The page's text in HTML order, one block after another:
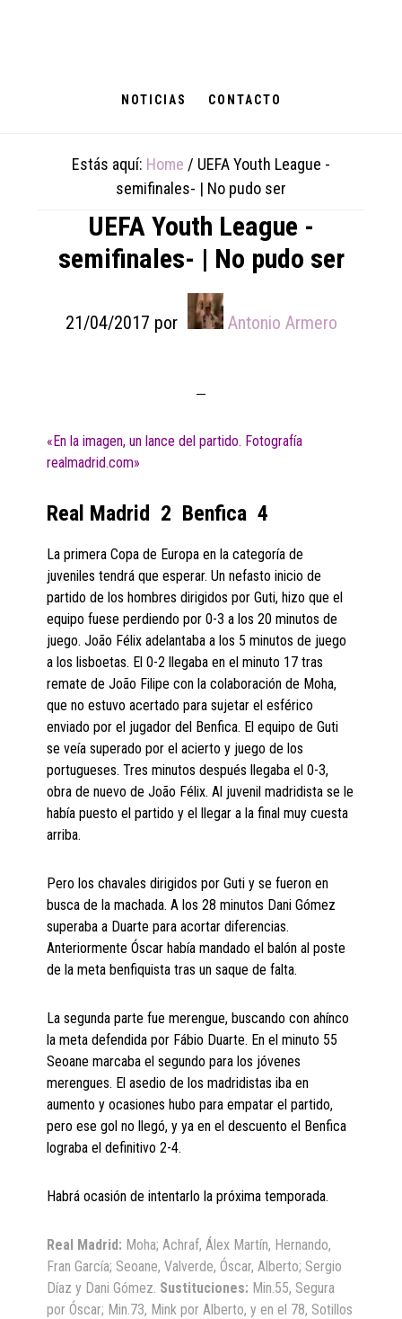
NOTICIAS CONTACTO
Estás aquí: Home / UEFA Youth League -
semifinales- | No pudo ser
UEFA Youth League -
semifinales- | No pudo ser
21/04/2017 por Antonio Armero
«En la imagen, un lance del partido. Fotografía
realmadrid.com»
Real Madrid 2 Benfica 4
La primera Copa de Europa en la categoría de
juveniles tendrá que esperar. Un nefasto inicio de
partido de los hombres dirigidos por Guti, hizo que el
equipo fuese perdiendo por 0-3 a los 20 minutos de
juego. João Félix adelantaba a los 5 minutos de juego
a los lisboetas. El 0-2 llegaba en el minuto 17 tras
remate de João Filipe con la colaboración de Moha,
que no estuvo acertado para sujetar el esférico
enviado por el jugador del Benfica. El equipo de Guti
se veía superado por el acierto y juego de los
portugueses. Tres minutos después llegaba el 0-3,
obra de nuevo de João Félix. Al juvenil madridista se le
había puesto el partido y el llegar a la final muy cuesta
arriba.
Pero los chavales dirigidos por Guti y se fueron en
busca de la machada. A los 28 minutos Dani Gómez
superaba a Duarte para acortar diferencias.
Anteriormente Óscar había mandado el balón al poste
de la meta benfiquista tras un saque de falta.
La segunda parte fue merengue, buscando con ahínco
la meta defendida por Fábio Duarte. En el minuto 55
Seoane marcaba el segundo para los jóvenes
merengues. El asedio de los madridistas iba en
aumento y ocasiones hubo para empatar el partido,
pero ese gol no llegó, y ya en el descuento el Benfica
lograba el definitivo 2-4.
Habrá ocasión de intentarlo la próxima temporada.
Real Madrid: Moha; Achraf, Álex Martín, Hernando,
Fran García; Seoane, Valverde, Óscar, Alberto; Sergio
Díaz y Dani Gómez. Sustituciones: Min.55, Segura
por Óscar; Min.73, Mink por Alberto, y en el 78, Sotillos